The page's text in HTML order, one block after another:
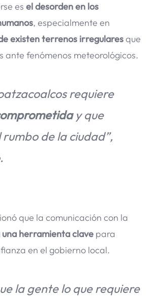
es el desorden en los
, especialmente en
existen terrenos irregularesque
ante fenómenos meteorológicos.
requiere
y que
rumbo de la ciudad”,
que la comunicación con la
una herramienta clave para
en el gobierno local.
la gente lo que requiere